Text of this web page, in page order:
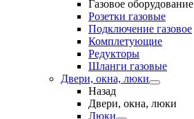
Газовое оборудование
Розетки газовые
Подключение газовое
Комплетующие
Редукторы
Шланги газовые
Двери, окна, люки
Назад
Двери, окна, люки
Люки